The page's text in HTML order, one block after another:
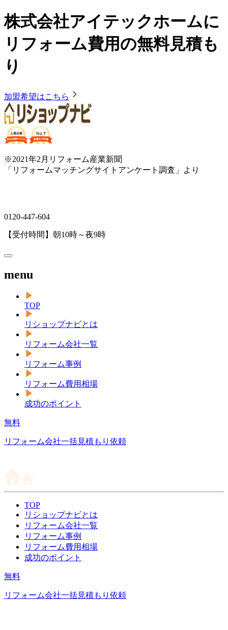
株式会社アイテックホームに
リフォーム費用の無料見積も
り
加盟希望はこちら
※2021年2月リフォーム産業新聞
「リフォームマッチングサイトアンケート調査」より
0120-447-604
【受付時間】朝10時～夜9時
menu
TOP
リショップナビとは
リフォーム会社一覧
リフォーム事例
リフォーム費用相場
成功のポイント
無料
リフォーム会社一括見積もり依頼
TOP
リショップナビとは
リフォーム会社一覧
リフォーム事例
リフォーム費用相場
成功のポイント
無料
リフォーム会社一括見積もり依頼